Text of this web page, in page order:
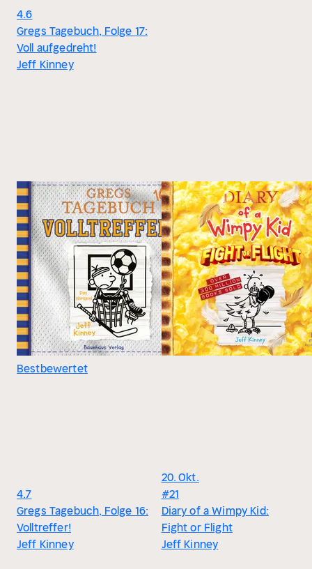
4.6
Gregs Tagebuch, Folge 17:
Voll aufgedreht!
Jeff Kinney
Bestbewertet
4.7
Gregs Tagebuch, Folge 16:
Volltreffer!
Jeff Kinney
20. Okt.
#21
Diary of a Wimpy Kid:
Fight or Flight
Jeff Kinney